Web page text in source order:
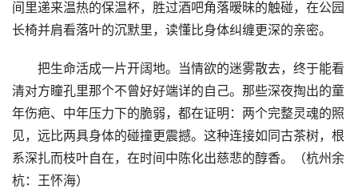
间里递来温热的保温杯，胜过酒吧角落暧昧的触碰，在公园
长椅并肩看落叶的沉默里，读懂比身体纠缠更深的亲密。
把生命活成一片开阔地。当情欲的迷雾散去，终于能看
清对方瞳孔里那个不曾好好端详的自己。那些深夜掏出的童
年伤疤、中年压力下的脆弱，都在证明：两个完整灵魂的照
见，远比两具身体的碰撞更震撼。这种连接如同古茶树，根
系深扎而枝叶自在，在时间中陈化出慈悲的醇香。（杭州余
杭：王怀海）